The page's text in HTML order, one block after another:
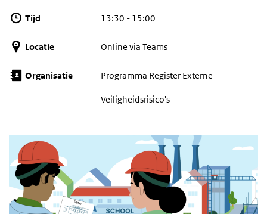
Tijd 13:30 - 15:00
Locatie Online via Teams
Organisatie Programma Register Externe
Veiligheidsrisico's